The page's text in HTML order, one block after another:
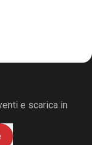
e scarica in